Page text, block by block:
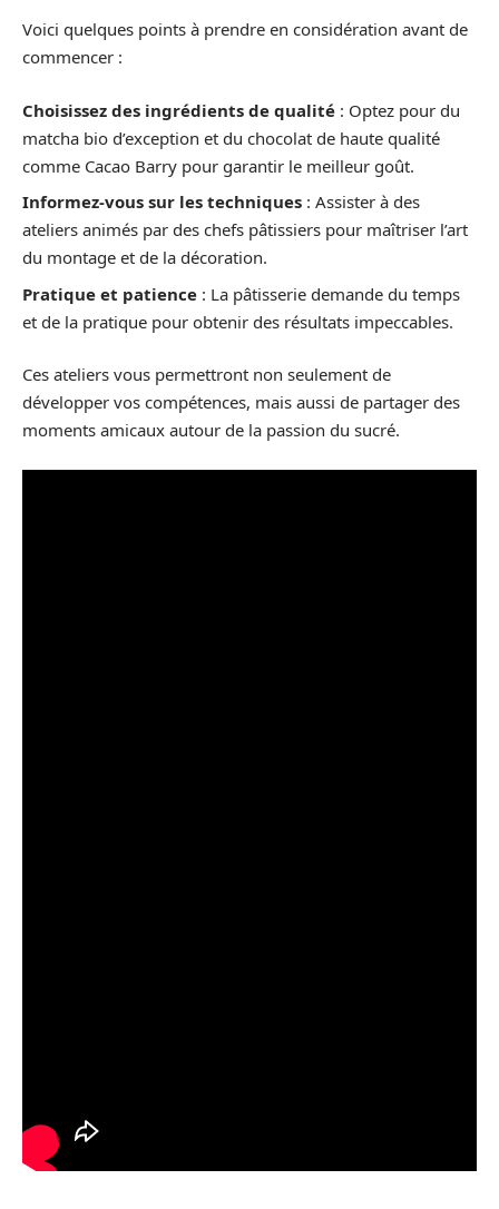
Voici quelques points à prendre en considération avant de
commencer :
Choisissez des ingrédients de qualité : Optez pour du
matcha bio d’exception et du chocolat de haute qualité
comme Cacao Barry pour garantir le meilleur goût.
Informez-vous sur les techniques : Assister à des
ateliers animés par des chefs pâtissiers pour maîtriser l’art
du montage et de la décoration.
Pratique et patience : La pâtisserie demande du temps
et de la pratique pour obtenir des résultats impeccables.
Ces ateliers vous permettront non seulement de
développer vos compétences, mais aussi de partager des
moments amicaux autour de la passion du sucré.